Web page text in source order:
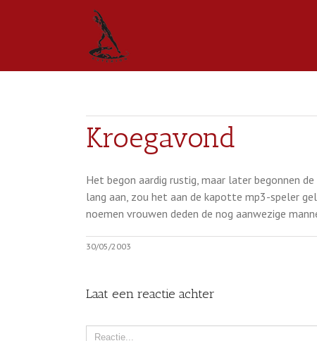
Kroegavond
Het begon aardig rustig, maar later begonnen
lang aan, zou het aan de kapotte mp3-speler
noemen vrouwen deden de nog aanwezige
30/05/2003
Laat een reactie achter
Comment